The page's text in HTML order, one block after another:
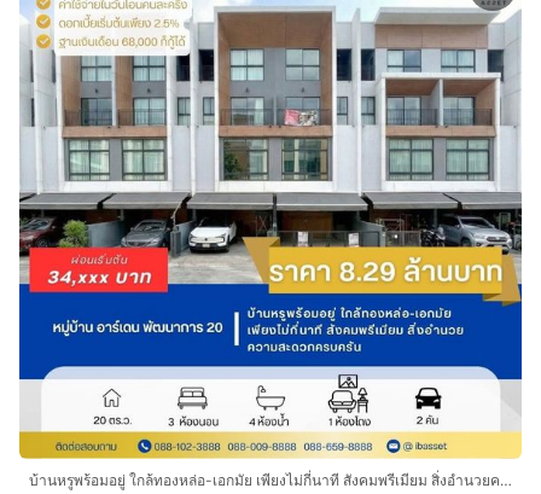
บ้านหรูพร้อมอยู่ ใกล้ทองหล่อ-เอกมัย เพียงไม่กี่นาที สังคมพรีเมียม สิ่งอำนวยความสะดวกครบครันราคา 8.29 ล้านบาท